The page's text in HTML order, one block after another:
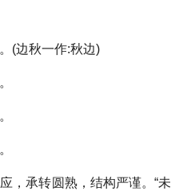
(边秋一作:秋边)
，承转圆熟，结构严谨。“未